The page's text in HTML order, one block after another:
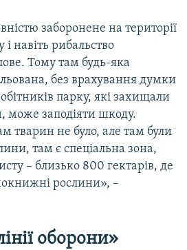
заборонене на території
навіть рибальство
Тому там будь-яка
без врахування думки
парку, які захищали
може заподіяти шкоду.
тварин не було, але там були
там є спеціальна зона,
– близько 800 гектарів, де
рослини», –
оборони»